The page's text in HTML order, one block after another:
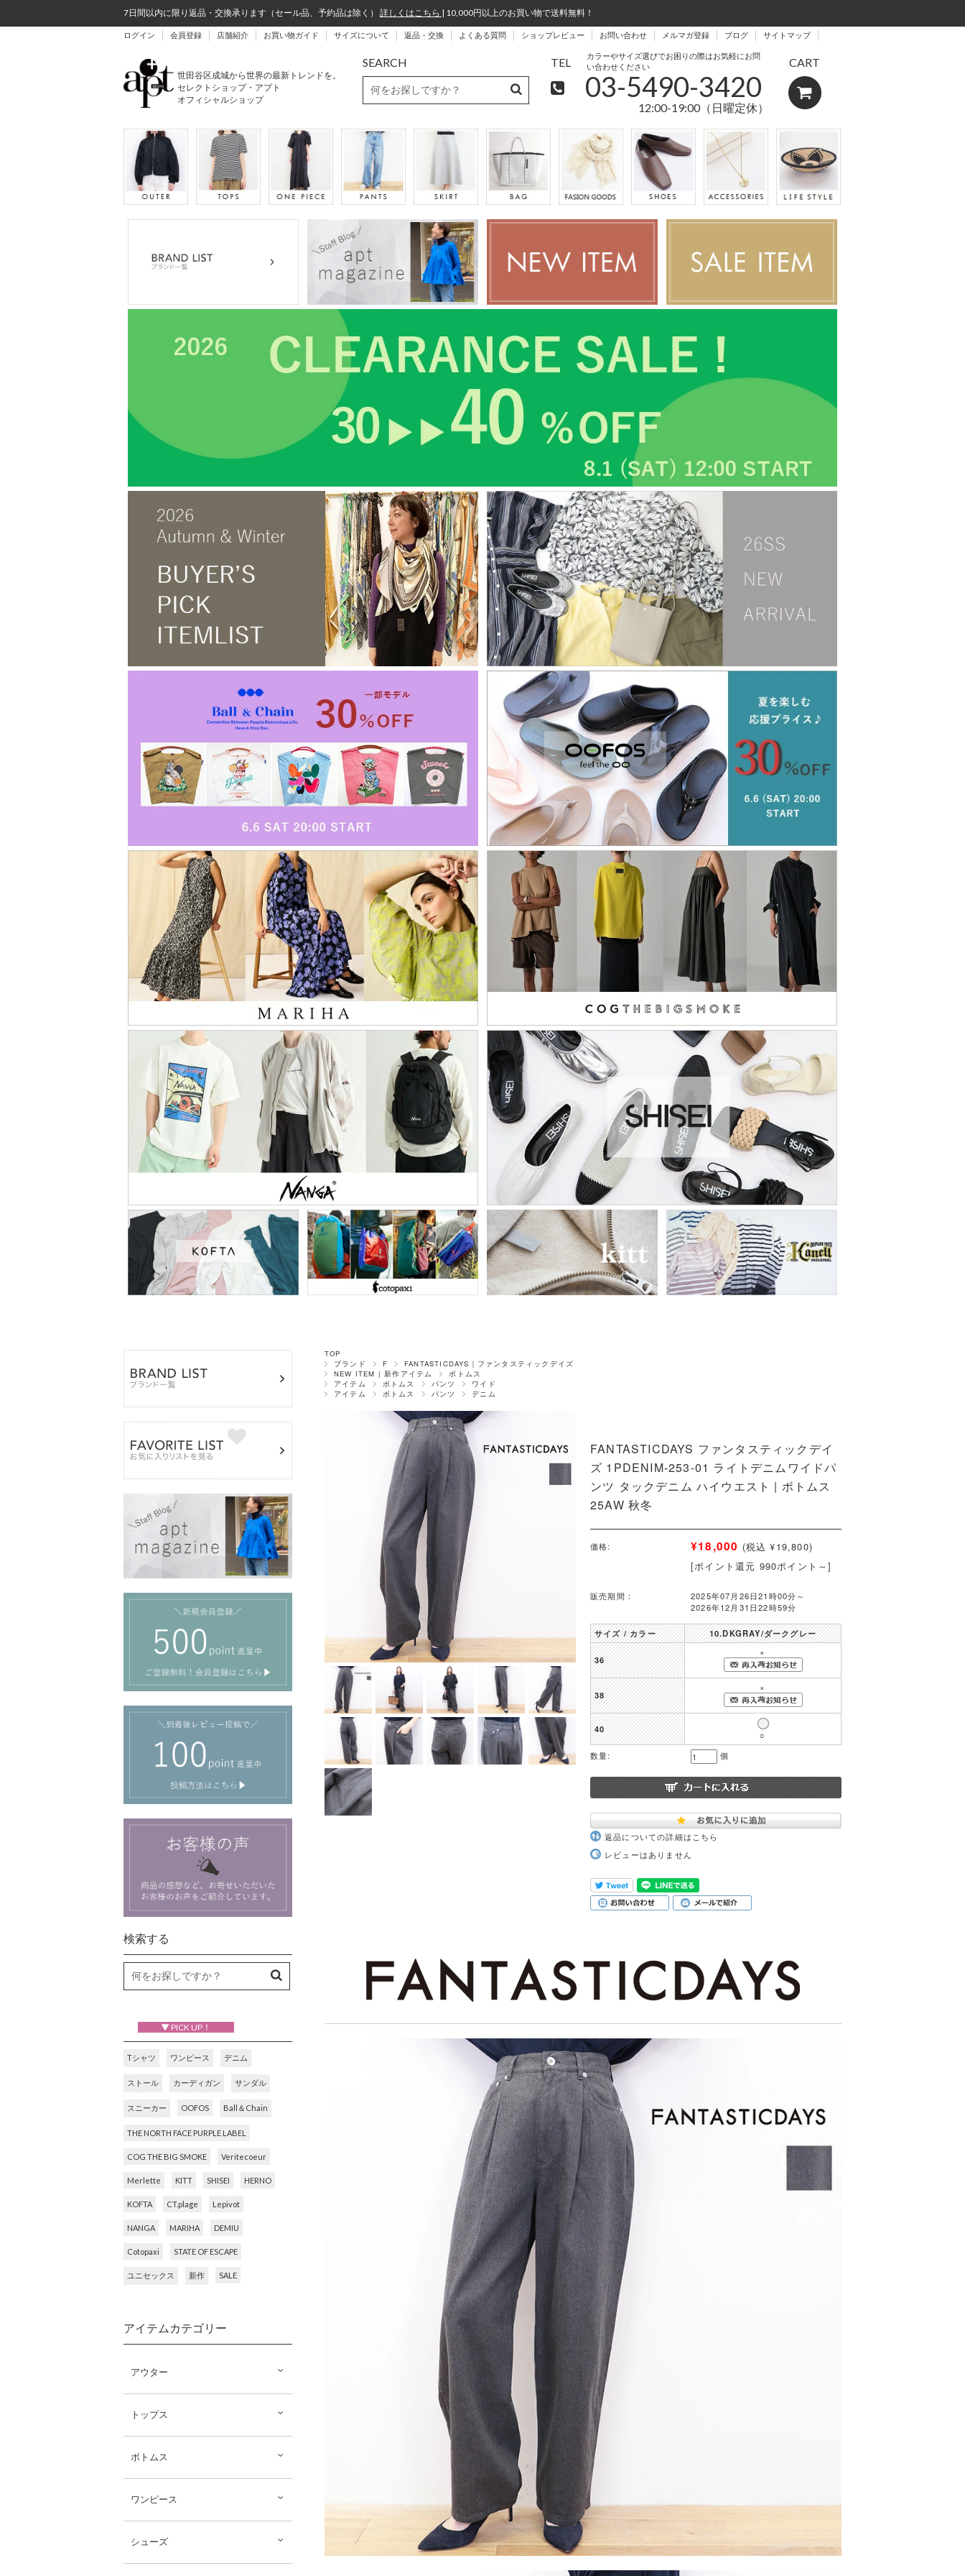
TOP
ブランド
F
FANTASTICDAYS｜ファンタスティックデイズ
NEW ITEM | 新作アイテム
ボトムス
アイテム
ボトムス パンツ
ワイド
アイテム
ボトムス パンツ デニム
FANTASTICDAYS ファンタスティックデイ
ズ 1PDENIM-253-01 ライトデニムワイドパ
ンツ タックデニム ハイウエスト | ボトムス
25AW 秋冬
価格: ¥18,000 (税込 ¥19,800)
[ポイント還元 990ポイント～]
販売期間：
2025年07月26日21時00分～
2026年12月31日22時59分
サイズ / カラー 10.DKGRAY/ダークグレー
36
×
38
×
40
○
数量:
個
返品についての詳細はこちら
レビューはありません